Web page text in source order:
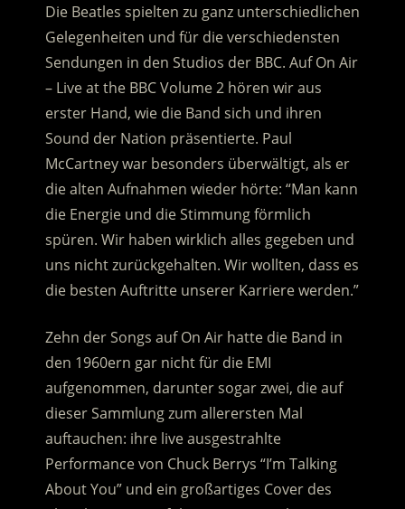
Die Beatles spielten zu ganz unterschiedlichen
Gelegenheiten und für die verschiedensten
Sendungen in den Studios der BBC. Auf On Air
– Live at the BBC Volume 2 hören wir aus
erster Hand, wie die Band sich und ihren
Sound der Nation präsentierte. Paul
McCartney war besonders überwältigt, als er
die alten Aufnahmen wieder hörte: “Man kann
die Energie und die Stimmung förmlich
spüren. Wir haben wirklich alles gegeben und
uns nicht zurückgehalten. Wir wollten, dass es
die besten Auftritte unserer Karriere werden.”
Zehn der Songs auf On Air hatte die Band in
den 1960ern gar nicht für die EMI
aufgenommen, darunter sogar zwei, die auf
dieser Sammlung zum allerersten Mal
auftauchen: ihre live ausgestrahlte
Performance von Chuck Berrys “I’m Talking
About You” und ein großartiges Cover des